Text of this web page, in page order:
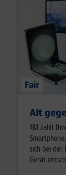
Alt
1&1 zahlt
sich bei der
Gerät